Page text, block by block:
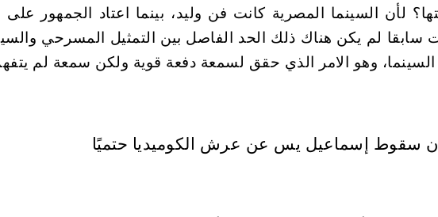
لأن السينما المصرية كانت فن وليد، بينما اعتاد الجمهور
سابقا لم يكن هناك ذلك الحد الفاصل بين التمثيل المسرحي
وهو الامر الذي حقق لسمعة دفعة قوية ولكن سمعة لم يتفهم